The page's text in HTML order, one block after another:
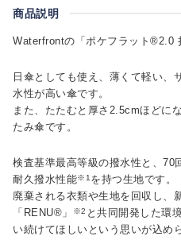
商品説明
Waterfrontの「ポケフラット®2.0
日傘としても使え、薄くて軽い、
水性が高い傘です。
また、たたむと厚さ2.5cmほどに
たみ傘です。
検査基準最高等級の撥水性と、70
耐久撥水性能※1 を持つ生地です。
廃棄される衣類や生地を回収し、
「RENU®」
※2 と共同開発した環
い続けてほしいという思いが込め